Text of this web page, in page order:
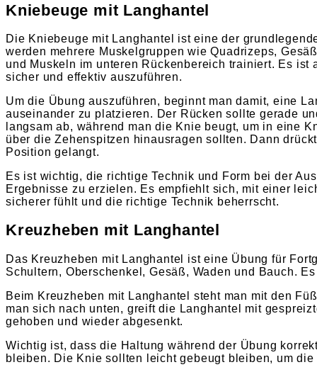
Kniebeuge mit Langhantel
Die Kniebeuge mit Langhantel ist eine der
werden mehrere Muskelgruppen wie Quadrizeps,
und Muskeln im unteren Rückenbereich trainiert. Es
sicher und effektiv auszuführen.
Um die Übung auszuführen, beginnt man damit, eine
auseinander zu platzieren. Der Rücken sollte gerade
langsam ab, während man die Knie beugt, um in eine
über die Zehenspitzen hinausragen sollten. Dann
Position gelangt.
Es ist wichtig, die richtige Technik und Form bei der
Ergebnisse zu erzielen. Es empfiehlt sich, mit einer
sicherer fühlt und die richtige Technik beherrscht.
Kreuzheben mit Langhantel
Das Kreuzheben mit Langhantel ist eine Übung für
Schultern, Oberschenkel, Gesäß, Waden und Bauch.
Beim Kreuzheben mit Langhantel steht man mit den
man sich nach unten, greift die Langhantel mit
gehoben und wieder abgesenkt.
Wichtig ist, dass die Haltung während der Übung
bleiben. Die Knie sollten leicht gebeugt bleiben, um